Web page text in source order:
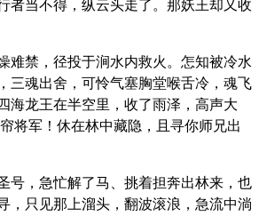
者当不得，纵云头走了。那妖王却又收
难禁，径投于涧水内救火。怎知被冷水
三魂出舍，可怜气塞胸堂喉舌冷，魂飞
海龙王在半空里，收了雨泽，高声大
将军！休在林中藏隐，且寻你师兄出
号，急忙解了马、挑着担奔出林来，也
，只见那上溜头，翻波滚浪，急流中淌